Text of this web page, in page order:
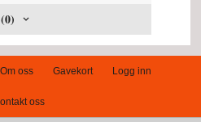
Om oss Gavekort Logg inn
oss